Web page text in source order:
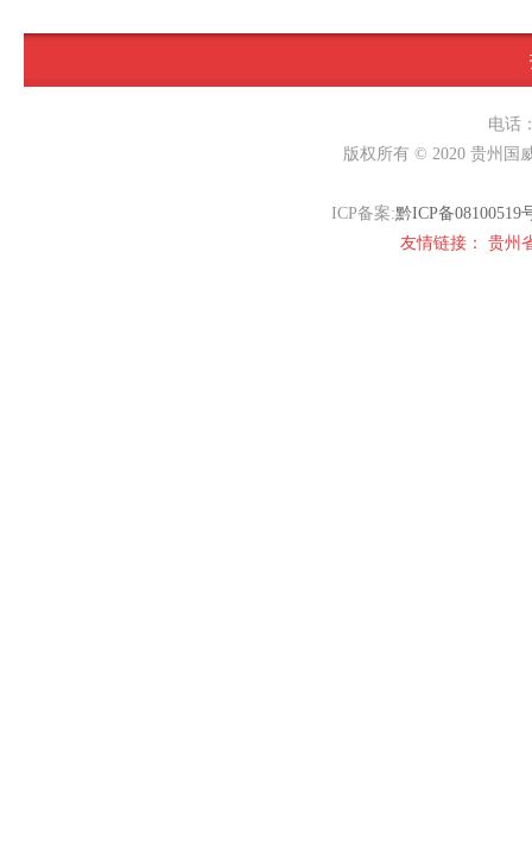
电话
版权所有 © 2020 贵州国
ICP备案:黔ICP备08100519
友情链接： 贵州